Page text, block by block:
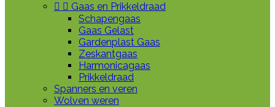
  Gaas en Prikkeldraad
Schapengaas
Gaas Gelast
Gardenplast Gaas
Zeskantgaas
Harmonicagaas
Prikkeldraad
Spanners en veren
Wolven weren